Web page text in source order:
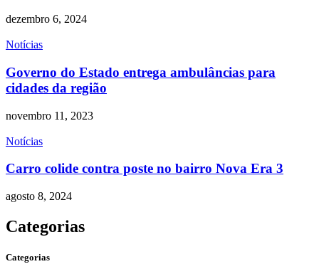
dezembro 6, 2024
Notícias
Governo do Estado entrega ambulâncias para
cidades da região
novembro 11, 2023
Notícias
Carro colide contra poste no bairro Nova Era 3
agosto 8, 2024
Categorias
Categorias